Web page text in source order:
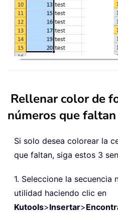
Rellenar color de
números que faltan
Si solo desea colorear la
que faltan, siga estos 3
1. Seleccione la secuencia
utilidad haciendo clic en
Kutools>Insertar>